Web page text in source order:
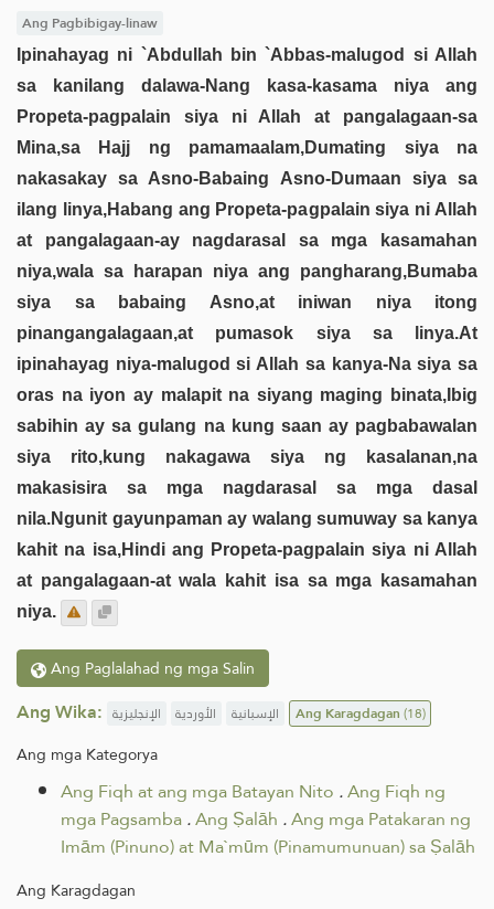
Ang Pagbibigay-linaw
Ipinahayag ni `Abdullah bin `Abbas-malugod si Allah
sa kanilang dalawa-Nang kasa-kasama niya ang
Propeta-pagpalain siya ni Allah at pangalagaan-sa
Mina,sa Hajj ng pamamaalam,Dumating siya na
nakasakay sa Asno-Babaing Asno-Dumaan siya sa
ilang linya,Habang ang Propeta-pagpalain siya ni Allah
at pangalagaan-ay nagdarasal sa mga kasamahan
niya,wala sa harapan niya ang pangharang,Bumaba
siya sa babaing Asno,at iniwan niya itong
pinangangalagaan,at pumasok siya sa linya.At
ipinahayag niya-malugod si Allah sa kanya-Na siya sa
oras na iyon ay malapit na siyang maging binata,Ibig
sabihin ay sa gulang na kung saan ay pagbabawalan
siya rito,kung nakagawa siya ng kasalanan,na
makasisira sa mga nagdarasal sa mga dasal
nila.Ngunit gayunpaman ay walang sumuway sa kanya
kahit na isa,Hindi ang Propeta-pagpalain siya ni Allah
at pangalagaan-at wala kahit isa sa mga kasamahan
niya.
Ang Paglalahad ng mga Salin
Ang Wika: الإنجليزية الأوردية الإسبانية Ang Karagdagan(18)
Ang mga Kategorya
Ang Fiqh at ang mga Batayan Nito .Ang Fiqh ng
mga Pagsamba.Ang Ṣalāh .Ang mga Patakaran ng
Imām (Pinuno) at Ma`mūm (Pinamumunuan) sa Ṣalāh
Ang Karagdagan